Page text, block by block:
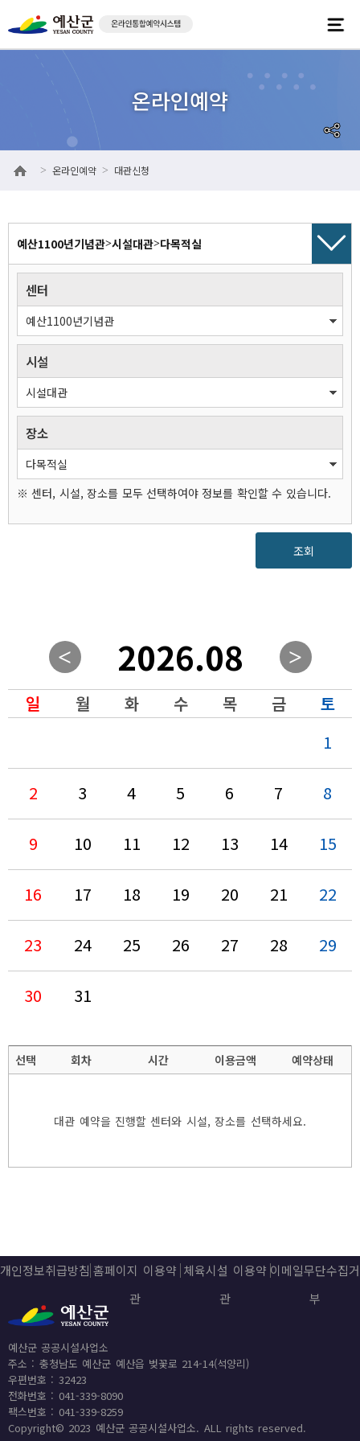
> 온라인예약 > 대관신청
예산1100년기념관>시설대관>다목적실
센터
시설
장소
※ 센터, 시설, 장소를 모두 선택하여야 정보를 확인할 수 있습니다.
조회
2026.08
일 월 화 수 목 금
토
1
2 3 4 5 6 7 8
9 10 11 12 13 14 15
16 17 18 19 20 21 22
23 24 25 26 27 28 29
30 31
선택 회차 시간 이용금액 예약상태
대관 예약을 진행할 센터와 시설, 장소를 선택하세요.
개인정보취급방침 홈페이지 이용약
관
체육시설 이용약
관
이메일무단수집거
부
예산군 공공시설사업소
주소 : 충청남도 예산군 예산읍 벚꽃로 214-14(석양리)
우편번호 : 32423
전화번호 : 041-339-8090
팩스번호 : 041-339-8259
Copyright© 2023 예산군 공공시설사업소. ALL rights reserved.